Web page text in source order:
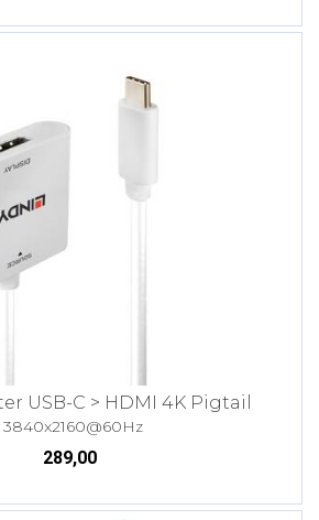
USB-C > HDMI 4K Pigtail
3840x2160@60Hz
289,00